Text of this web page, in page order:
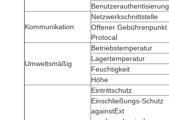
Benutzerauthentisierung
Kommunikation
Netzwerkschnittstelle
Offener Gebührenpunkt
Protocal
Umweltsmäßig
Betriebstemperatur
Lagertemperatur
Feuchtigkeit
Höhe
Eintrittschutz
Einschließungs-Schutz
againstExt